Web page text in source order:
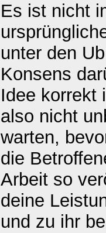
Es ist nicht
unter den
Konsens
Idee korrekt
also nicht
warten,
die
Arbeit so
deine
und zu ihr